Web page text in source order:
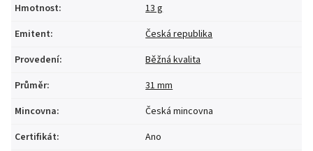
Hmotnost:
13 g
Emitent:
Česká republika
Provedení:
Běžná kvalita
Průměr:
31 mm
Mincovna:
Česká mincovna
Certifikát:
Ano